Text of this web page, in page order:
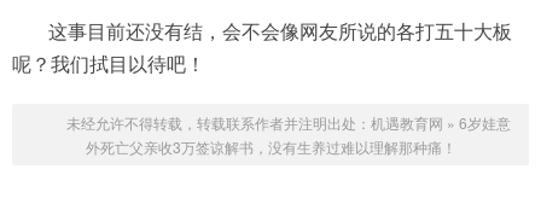
这事目前还没有结，会不会像网友所说的各打五十大板
呢？我们拭目以待吧！
未经允许不得转载，转载联系作者并注明出处： 机遇教育网 » 6岁娃意
外死亡父亲收3万签谅解书，没有生养过难以理解那种痛！